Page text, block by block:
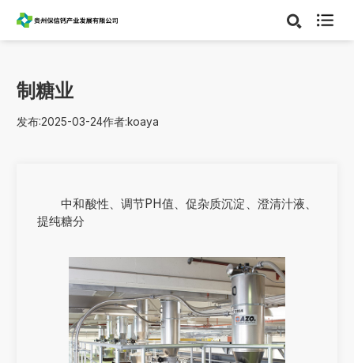

制糖业
发布:2025-03-24作者:koaya
中和酸性、调节PH值、促杂质沉淀、澄清汁液、
提纯糖分